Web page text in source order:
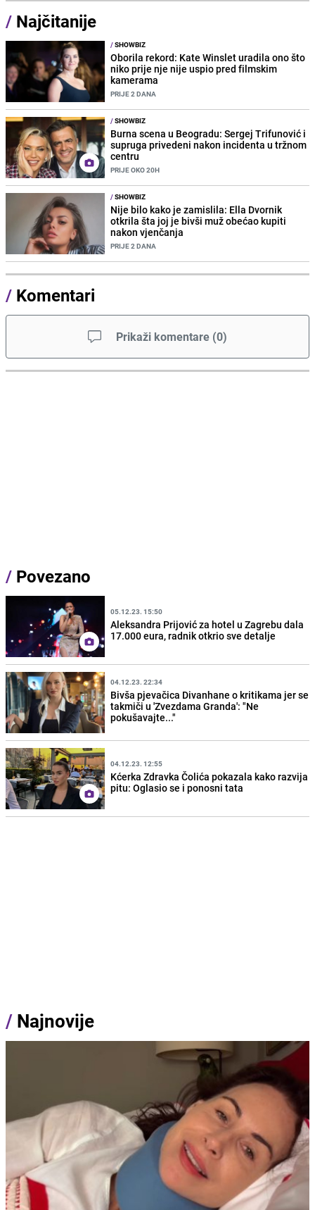
/ Najčitanije
/SHOWBIZ
Oborila rekord: Kate Winslet uradila ono što
niko prije nje nije uspio pred filmskim
kamerama
PRIJE 2 DANA
/SHOWBIZ
Burna scena u Beogradu: Sergej Trifunović i
supruga privedeni nakon incidenta u tržnom
centru
PRIJE OKO 20H
/SHOWBIZ
Nije bilo kako je zamislila: Ella Dvornik
otkrila šta joj je bivši muž obećao kupiti
nakon vjenčanja
PRIJE 2 DANA
/ Komentari
Prikaži komentare (0)
/ Povezano
05.12.23. 15:50
Aleksandra Prijović za hotel u Zagrebu dala
17.000 eura, radnik otkrio sve detalje
04.12.23. 22:34
Bivša pjevačica Divanhane o kritikama jer se
takmiči u 'Zvezdama Granda': "Ne
pokušavajte..."
04.12.23. 12:55
Kćerka Zdravka Čolića pokazala kako razvija
pitu: Oglasio se i ponosni tata
/ Najnovije